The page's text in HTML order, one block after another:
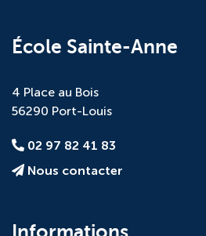
École Sainte-Anne
4 Place au Bois
56290 Port-Louis
02 97 82 41 83
Nous contacter
Informations